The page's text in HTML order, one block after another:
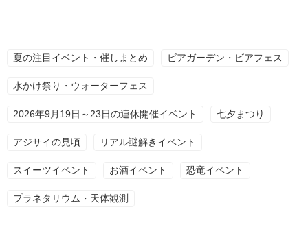
夏の注目イベント・催しまとめ ビアガーデン・ビアフェス
水かけ祭り・ウォーターフェス
2026年9月19日～23日の連休開催イベント 七夕まつり
アジサイの見頃 リアル謎解きイベント
スイーツイベント お酒イベント 恐竜イベント
プラネタリウム・天体観測